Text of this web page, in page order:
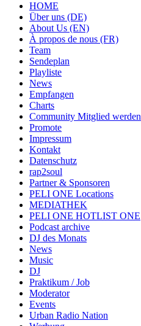
HOME
Über uns (DE)
About Us (EN)
À propos de nous (FR)
Team
Sendeplan
Playliste
News
Empfangen
Charts
Community Mitglied werden
Promote
Impressum
Kontakt
Datenschutz
rap2soul
Partner & Sponsoren
PELI ONE Locations
MEDIATHEK
PELI ONE HOTLIST ONE
Podcast archive
DJ des Monats
News
Music
DJ
Praktikum / Job
Moderator
Events
Urban Radio Nation